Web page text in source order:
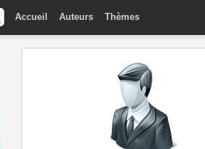
Accueil Auteurs Thèmes